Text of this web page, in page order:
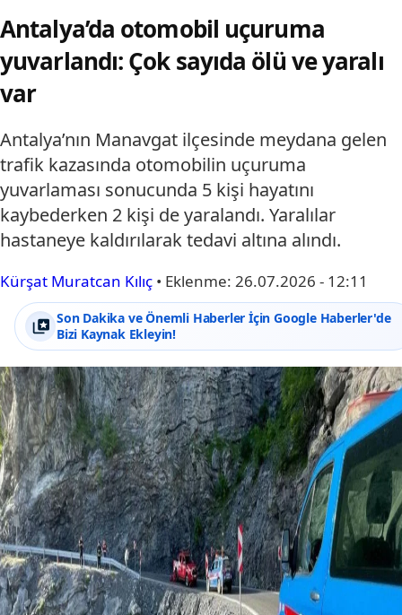
Antalya’da otomobil uçuruma
yuvarlandı: Çok sayıda ölü ve yaralı
var
Antalya’nın Manavgat ilçesinde meydana gelen
trafik kazasında otomobilin uçuruma
yuvarlaması sonucunda 5 kişi hayatını
kaybederken 2 kişi de yaralandı. Yaralılar
hastaneye kaldırılarak tedavi altına alındı.
Kürşat Muratcan Kılıç • Eklenme: 26.07.2026 - 12:11
Son Dakika ve Önemli Haberler İçin Google Haberler'de
Bizi Kaynak Ekleyin!